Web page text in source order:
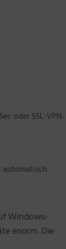
oder SSL-VPN.
automatisch
Windows-
enorm. Die